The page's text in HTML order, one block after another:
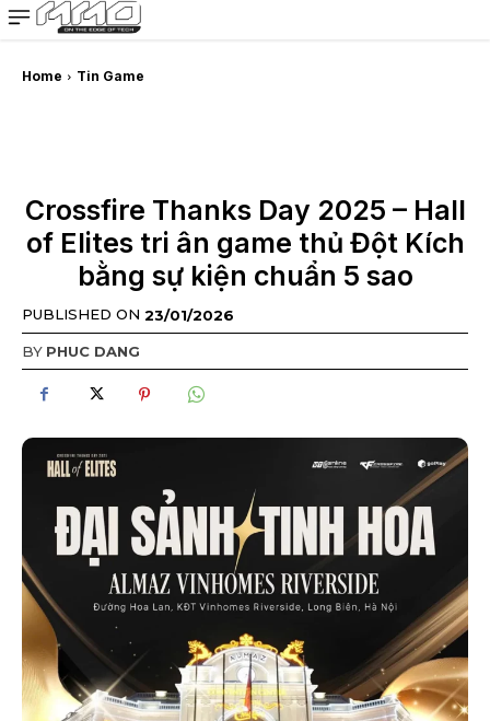
MMOSITE - Thông tin công nghệ
Bài viết nổi bật
Home Tin Game
Crossfire Thanks Day 2025 – Hall
of Elites tri ân game thủ Đột Kích
bằng sự kiện chuẩn 5 sao
PUBLISHED ON 23/01/2026
BY PHUC DANG